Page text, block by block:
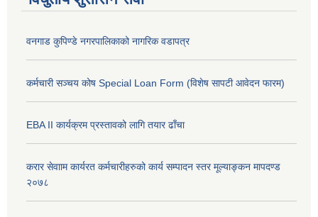
वनगाड कुपिण्डे नगरपालिकाको नागरिक वडापत्र
कर्मचारी सञ्चय कोष Special Loan Form (विशेष सापटी आवेदन फारम)
EBA II कार्यक्रम प्रस्तावको लागि तयार ढाँचा
करार सेवााम कार्यरत कर्मचारीहरुको कार्य सम्पादन स्तर मूल्याङ्कन मापदण्ड
२०७८